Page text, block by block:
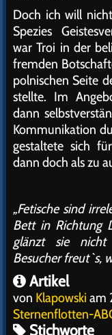
Doch ich will
Spezies
war Troi in der
fremden
polnischen Seite
stellte. Im
dann
Kommunikation
gestaltete sich
dann doch als zu